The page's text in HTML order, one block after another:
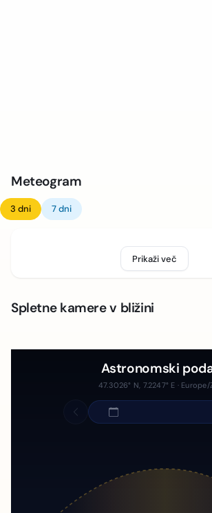
Meteogram
3 dni 7 dni
Prikaži več
Spletne kamere v bližini
Astronomski
47.3026° N, 7.2247° E ·